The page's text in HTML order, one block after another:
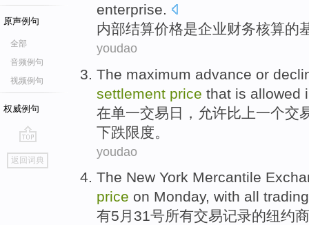
原声例句
全部
音频例句
视频例句
权威例句
go
top
返回词典
enterprise.
内部结算价格是企业财务核算的
youdao
The maximum advance or
settlement price that is allowed
在单一交易日 ， 允许比 上一个交
下跌限度。
youdao
The New York Mercantile
price on Monday, with all trading
有5月31号所有交易记录的纽约